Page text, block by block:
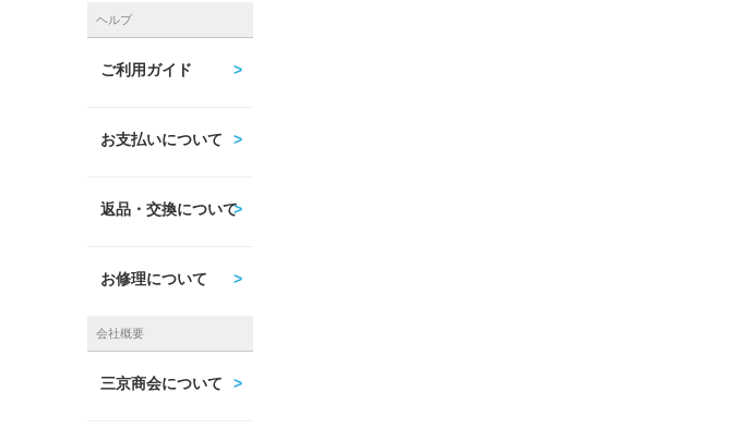
ヘルプ
ご利用ガイド
お支払いについて
返品・交換について
お修理について
会社概要
三京商会について